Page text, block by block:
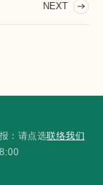
NEXT
：请点选联络我们